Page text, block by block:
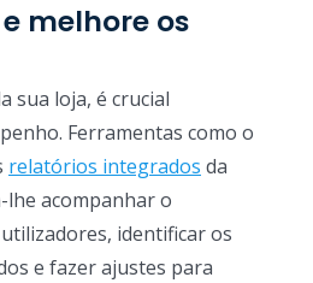
melhore os
sua loja, é crucial
Ferramentas como o
relatórios integrados da
lhe acompanhar o
identificar os
e fazer ajustes para